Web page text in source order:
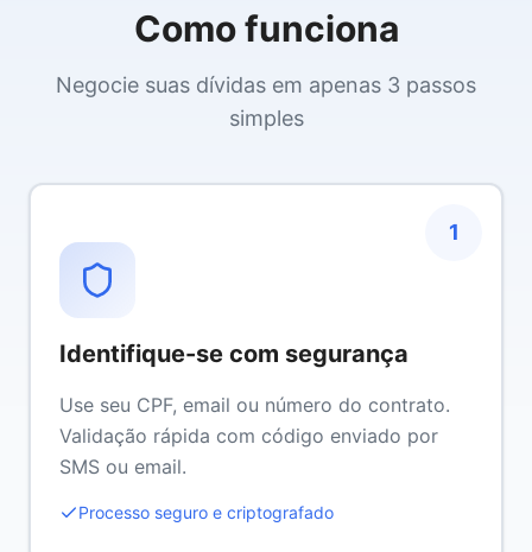
Como funciona
Negocie suas dívidas em apenas 3 passos
simples
1
Identifique-se com segurança
Use seu CPF, email ou número do contrato.
Validação rápida com código enviado por
SMS ou email.
Processo seguro e criptografado